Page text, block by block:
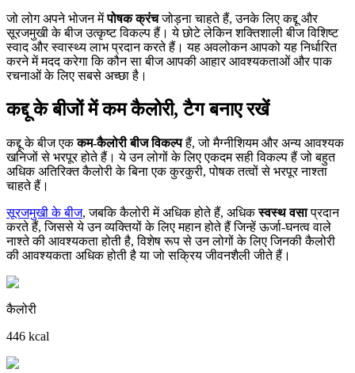
जो लोग अपने भोजन मेंपोषक क्रंचजोड़ना चाहते हैं, उनके लिए कद्दू और
सूरजमुखी के बीज उत्कृष्ट विकल्प हैं। ये छोटे लेकिन शक्तिशाली बीज विशिष्ट
स्वाद और स्वास्थ्य लाभ प्रदान करते हैं। यह अवलोकन आपको यह निर्धारित
करने में मदद करेगा कि कौन सा बीज आपकी आहार आवश्यकताओं और पाक
रचनाओं के लिए सबसे अच्छा है।
कद्दू के बीजों में कम कैलोरी, टैग बनाए रखें
कद्दू के बीज एककम-कैलोरी बीज विकल्पहैं, जो मैग्नीशियम और अन्य आवश्यक
खनिजों से भरपूर होते हैं। ये उन लोगों के लिए एकदम सही विकल्प हैं जो बहुत
अधिक अतिरिक्त कैलोरी के बिना एक कुरकुरी, पोषक तत्वों से भरपूर नाश्ता
चाहते हैं।
सूरजमुखी के बीज, जबकि कैलोरी में अधिक होते हैं, अधिकस्वस्थ वसाप्रदान
करते हैं, जिससे ये उन व्यक्तियों के लिए महान होते हैं जिन्हें ऊर्जा-घनत्व वाले
नाश्ते की आवश्यकता होती है, विशेष रूप से उन लोगों के लिए जिनकी कैलोरी
की आवश्यकता अधिक होती है या जो सक्रिय जीवनशैली जीते हैं।
कैलोरी
446 kcal